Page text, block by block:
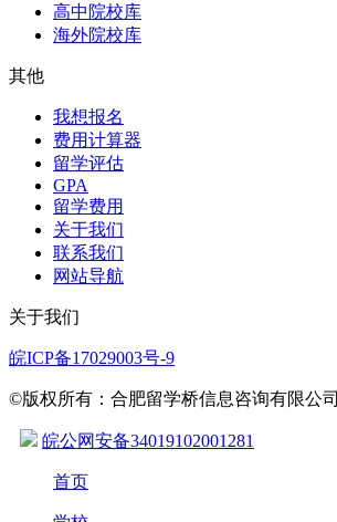
高中院校库
海外院校库
其他
我想报名
费用计算器
留学评估
GPA
留学费用
关于我们
联系我们
网站导航
关于我们
皖ICP备17029003号-9
©版权所有：合肥留学桥信息咨询有限公司
皖公网安备34019102001281
首页